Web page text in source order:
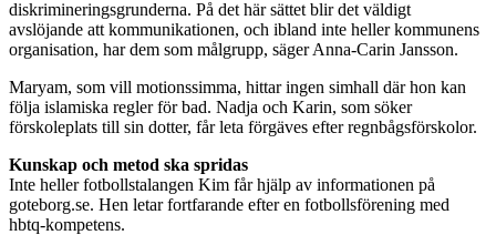
diskrimineringsgrunderna. På det här sättet blir det väldigt
avslöjande att kommunikationen, och ibland inte heller kommunens
organisation, har dem som målgrupp, säger Anna-Carin Jansson.
Maryam, som vill motionssimma, hittar ingen simhall där hon kan
följa islamiska regler för bad. Nadja och Karin, som söker
förskoleplats till sin dotter, får leta förgäves efter regnbågsförskolor.
Kunskap och metod ska spridas
Inte heller fotbollstalangen Kim får hjälp av informationen på
goteborg.se. Hen letar fortfarande efter en fotbollsförening med
hbtq-kompetens.